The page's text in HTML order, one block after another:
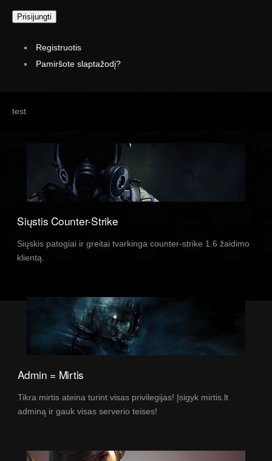
Prisijungti
Registruotis
Pamiršote slaptažodį?
test
Siųstis Counter-Strike
Siųskis patogiai ir greitai tvarkinga counter-strike 1.6 žaidimo
klientą.
Admin = Mirtis
Tikra mirtis ateina turint visas privilegijas! Įsigyk mirtis.lt
adminą ir gauk visas serverio teises!